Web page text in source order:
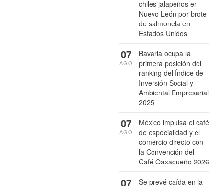
chiles jalapeños en
Nuevo León por brote
de salmonela en
Estados Unidos
Bavaria ocupa la
primera posición del
ranking del Índice de
Inversión Social y
Ambiental Empresarial
2025
07
AGO
México impulsa el café
de especialidad y el
comercio directo con
la Convención del
Café Oaxaqueño 2026
07
AGO
Se prevé caída en la
07